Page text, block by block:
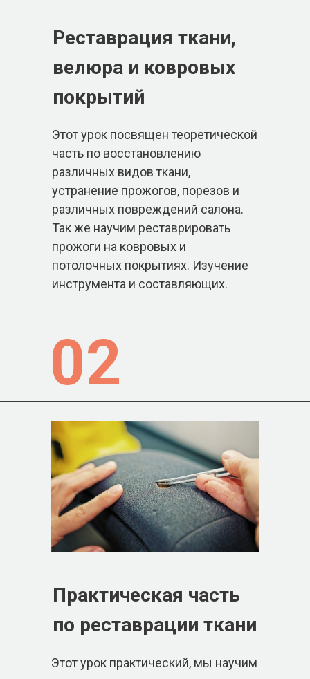
02
Реставрация ткани,
велюра и ковровых
покрытий
Этот урок посвящен теоретической
часть по восстановлению
различных видов ткани,
устранение прожогов, порезов и
различных повреждений салона.
Так же научим реставрировать
прожоги на ковровых и
потолочных покрытиях. Изучение
инструмента и составляющих.
Практическая часть
по реставрации ткани
Этот урок практический, мы научим